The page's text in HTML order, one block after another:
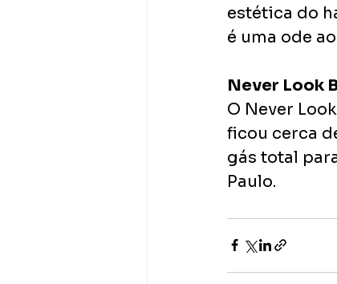
estética do
é uma ode
Never Look
O Never
ficou cerca
gás total
Paulo.